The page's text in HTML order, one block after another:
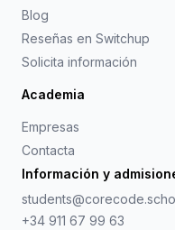
Blog
Reseñas en Switchup
Solicita información
Academia
Empresas
Contacta
Información y
+34 911 67 99 63